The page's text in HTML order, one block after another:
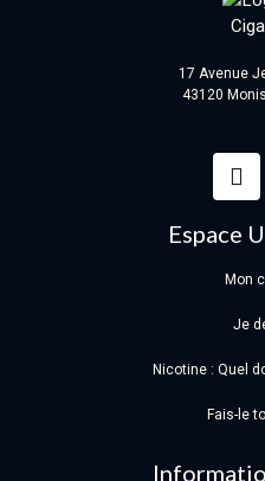
17 Avenue
43120
Espace
Mon
Je
Nicotine : Quel
Fais-le